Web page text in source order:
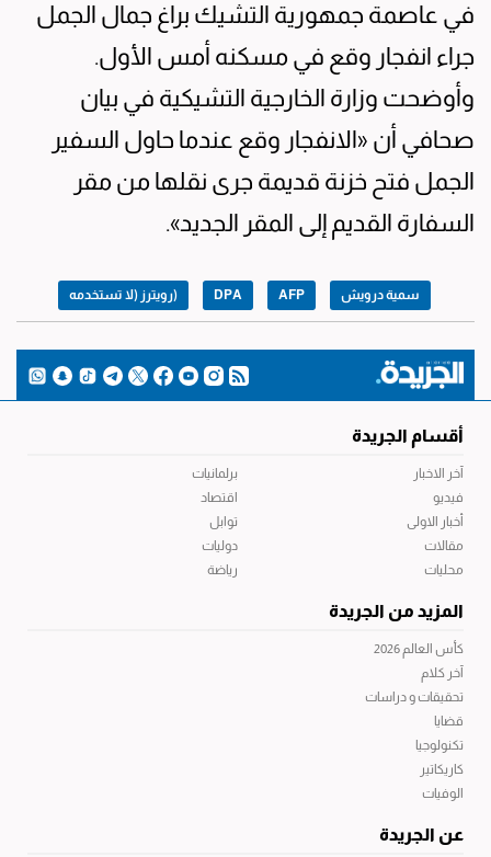
في عاصمة جمهورية التشيك براغ جمال الجمل
جراء انفجار وقع في مسكنه أمس الأول.
وأوضحت وزارة الخارجية التشيكية في بيان
صحافي أن «الانفجار وقع عندما حاول السفير
الجمل فتح خزنة قديمة جرى نقلها من مقر
السفارة القديم إلى المقر الجديد».
سمية درويش AFP
DPA (رويترز (لا تستخدمه
أقسام الجريدة
آخر الاخبار
فيديو
أخبار الاولى
مقالات
محليات
برلمانيات
اقتصاد
توابل
دوليات
رياضة
المزيد من الجريدة
كأس العالم 2026
آخر كلام
تحقيقات و دراسات
قضايا
تكنولوجيا
كاريكاتير
الوفيات
عن الجريدة